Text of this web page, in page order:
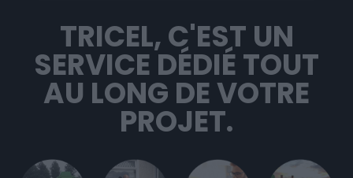
TRICEL, C'EST UN
SERVICE DÉDIÉ TOUT
AU LONG DE VOTRE
PROJET.